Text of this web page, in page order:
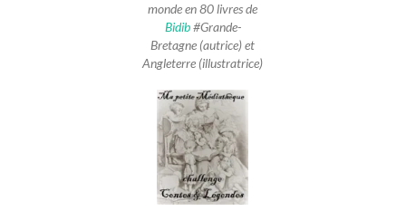
monde en 80 livres de
Bidib#Grande-
Bretagne (autrice) et
Angleterre (illustratrice)